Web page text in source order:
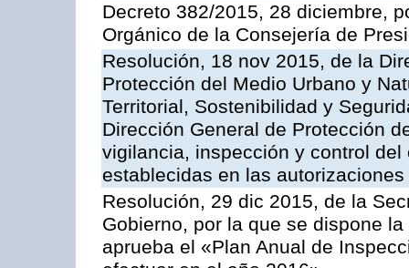
Decreto 382/2015, 28 diciembre,
Orgánico de la Consejería de
Resolución, 18 nov 2015, de la
Protección del Medio Urbano y
Territorial, Sostenibilidad y
Dirección General de Protección
vigilancia, inspección y control
establecidas en las
Resolución, 29 dic 2015, de la
Gobierno, por la que se dispone
aprueba el «Plan Anual de